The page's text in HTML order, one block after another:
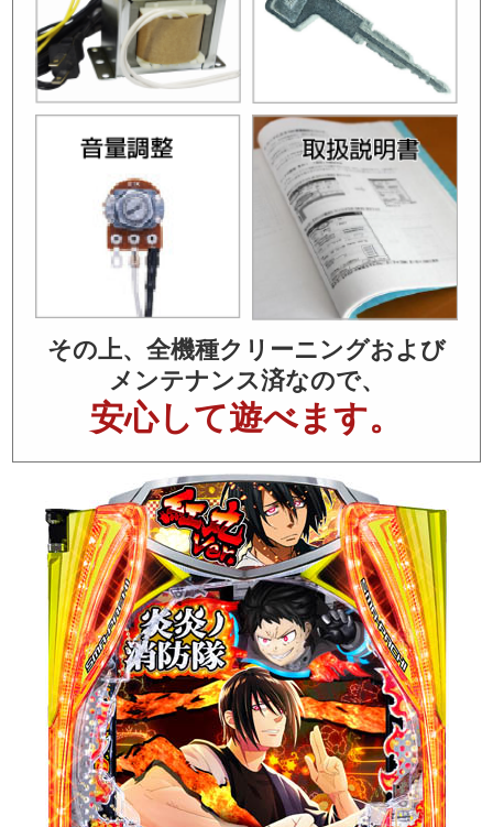
その上、全機種クリーニングおよび
メンテナンス済なので、
安心して遊べます。